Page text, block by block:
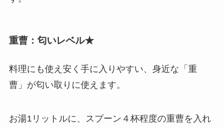
重曹：匂いレベル★
料理にも使え安く手に入りやすい、身近な「重
曹」が匂い取りに使えます。
お湯1リットルに、スプーン４杯程度の重曹を入れ